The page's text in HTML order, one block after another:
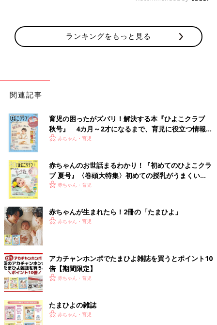
ランキングをもっと見る
関連記事
育児の困ったがズバリ！解決する本『ひよこクラブ
秋号』 4カ月～2才になるまで、育児に役立つ情報が
いっぱい！
赤ちゃん・育児
赤ちゃんのお世話まるわかり！『初めてのひよこクラ
ブ 夏号』〈巻頭大特集〉初めての授乳がうまくい
く！ おっぱい・ミルクの基本と夏のトラブル 解決テ
赤ちゃん・育児
赤ちゃんが生まれたら！2冊の「たまひよ」
赤ちゃん・育児
アカチャンホンポでたまひよ雑誌を買うとポイント10
倍【期間限定】
赤ちゃん・育児
たまひよの雑誌
赤ちゃん・育児